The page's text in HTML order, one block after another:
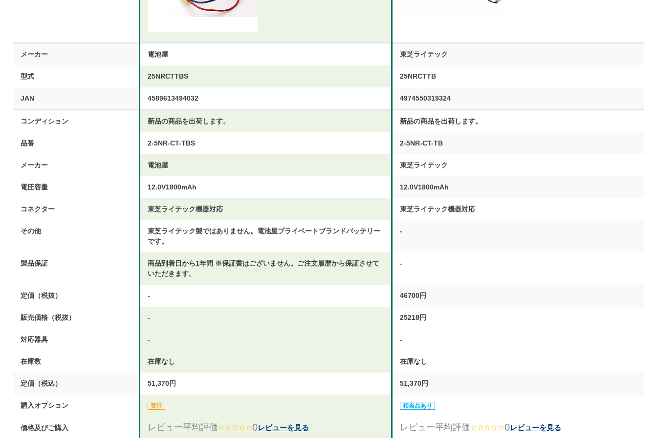
メーカー 電池屋 東芝ライテック
型式 25NRCTTBS 25NRCTTB
JAN 4589613494032 4974550319324
コンディション 新品の商品を出荷します。 新品の商品を出荷します。
品番 2-5NR-CT-TBS 2-5NR-CT-TB
メーカー 電池屋 東芝ライテック
電圧容量 12.0V1800mAh 12.0V1800mAh
コネクター 東芝ライテック機器対応 東芝ライテック機器対応
その他
東芝ライテック製ではありません。電池屋プライベートブランドバッテリー
です。
-
製品保証
商品到着日から1年間 ※保証書はございません。ご注文履歴から保証させて
いただきます。
-
定価（税抜） - 46700円
販売価格（税抜） - 25218円
対応器具 - -
在庫数 在庫なし 在庫なし
定価（税込） 51,370円 51,370円
購入オプション 受注 相当品あり
価格及びご購入 レビュー平均評価☆☆☆☆☆0レビューを見る レビュー平均評価☆☆☆☆☆0レビューを見る